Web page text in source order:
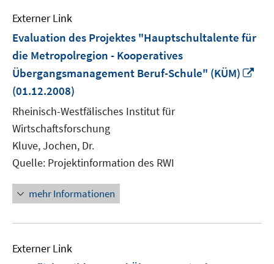
Externer Link
Evaluation des Projektes "Hauptschultalente für
die Metropolregion - Kooperatives
Übergangsmanagement Beruf-Schule" (KÜM)
(01.12.2008)
Rheinisch-Westfälisches Institut für
Wirtschaftsforschung
Kluve, Jochen, Dr.
Quelle: Projektinformation des RWI
mehr Informationen
Externer Link